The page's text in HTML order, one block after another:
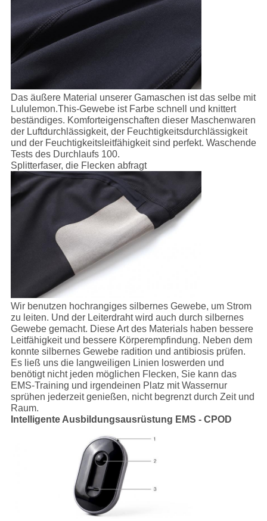
Das äußere Material unserer Gamaschen ist das selbe mit
Lululemon.This-Gewebe ist Farbe schnell und knittert
beständiges. Komforteigenschaften dieser Maschenwaren
der Luftdurchlässigkeit, der Feuchtigkeitsdurchlässigkeit
und der Feuchtigkeitsleitfähigkeit sind perfekt. Waschende
Tests des Durchlaufs 100.
Splitterfaser, die Flecken abfragt
Wir benutzen hochrangiges silbernes Gewebe, um Strom
zu leiten. Und der Leiterdraht wird auch durch silbernes
Gewebe gemacht. Diese Art des Materials haben bessere
Leitfähigkeit und bessere Körperempfindung. Neben dem
konnte silbernes Gewebe radition und antibiosis prüfen.
Es ließ uns die langweiligen Linien loswerden und
benötigt nicht jeden möglichen Flecken, Sie kann das
EMS-Training und irgendeinen Platz mit Wassernur
sprühen jederzeit genießen, nicht begrenzt durch Zeit und
Raum.
Intelligente Ausbildungsausrüstung EMS - CPOD